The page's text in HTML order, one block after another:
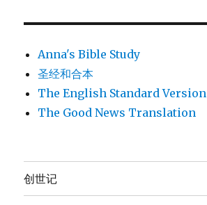
Anna's Bible Study
圣经和合本
The English Standard Version
The Good News Translation
创世记